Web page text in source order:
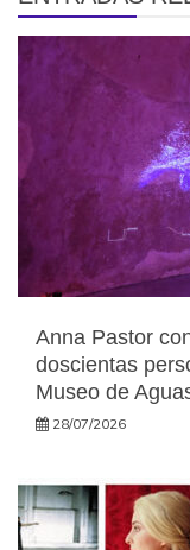
Anna Pastor
doscientas
Museo de
28/07/2026